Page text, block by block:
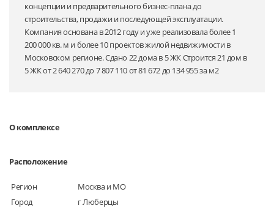
концепции и предварительного бизнес-плана до
строительства, продажи и последующей эксплуатации.
Компания основана в 2012 году и уже реализовала более 1
200 000 кв. м и более 10 проектов жилой недвижимости в
Московском регионе. Сдано 22 дома в 5 ЖК Строится 21 дом в
5 ЖК от 2 640 270 до 7 807 110 от 81 672 до 134 955 за м2
О комплексе
Расположение
Регион
Москва и МО
Город
г Люберцы